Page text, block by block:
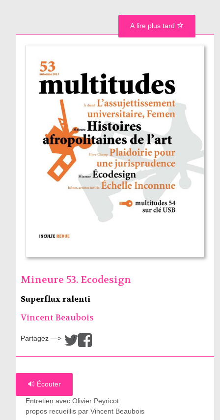
Mineure 53. Ecodesign
Superflux ralenti
Vincent Beaubois
Partagez —> /
🔊 Écouter
Entretien avec Olivier Peyricot
propos recueillis par Vincent Beaubois
A lire plus tard